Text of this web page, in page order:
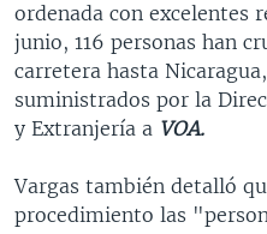
ordenada con excelentes
junio, 116 personas han
carretera hasta
suministrados por la
y Extranjería a VOA.
Vargas también detalló
procedimiento las